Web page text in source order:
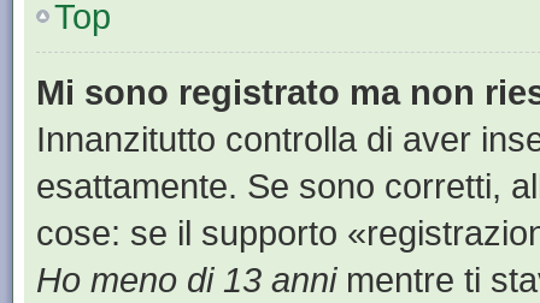
Top
Mi sono registrato ma non
Innanzitutto controlla di aver
esattamente. Se sono corretti,
cose: se il supporto
Ho meno di 13 annimentre ti